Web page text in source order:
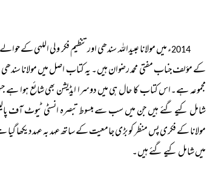
2014ء میں مولانا عبیداللہ سندھی اور تنظیم فکر ولی اللہی کے
کے مؤلف جناب مفتی محمد رضوان ہیں۔ یہ کتاب اصل میں مولانا سندھی
مجموعہ ہے۔اس کتاب کا حال ہی میں دوسرا ایڈیشن بھی شائع ہوا
شامل کیے گئے ہیں جن میں سب سے مبسوط تبصرہ انسٹی ٹیوٹ آف
مولانا کے فکری پس منظر کو بڑی جامعیت کے ساتھ عہد بہ عہد
میں شامل کیے گئے ہیں۔